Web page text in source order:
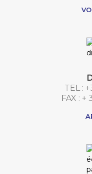
TEL :
FAX : +